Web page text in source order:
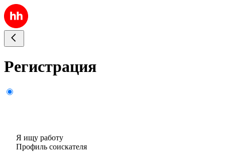
Регистрация
Я ищу работу
Профиль соискателя